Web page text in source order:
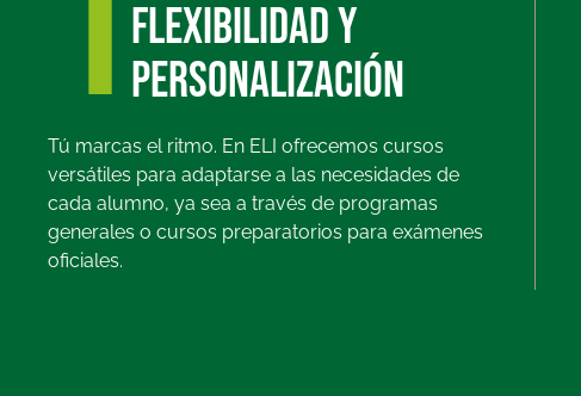
Flexibilidad y
personalización
Tú marcas el ritmo. En ELI ofrecemos cursos
versátiles para adaptarse a las necesidades de
cada alumno, ya sea a través de programas
generales o cursos preparatorios para exámenes
oficiales.